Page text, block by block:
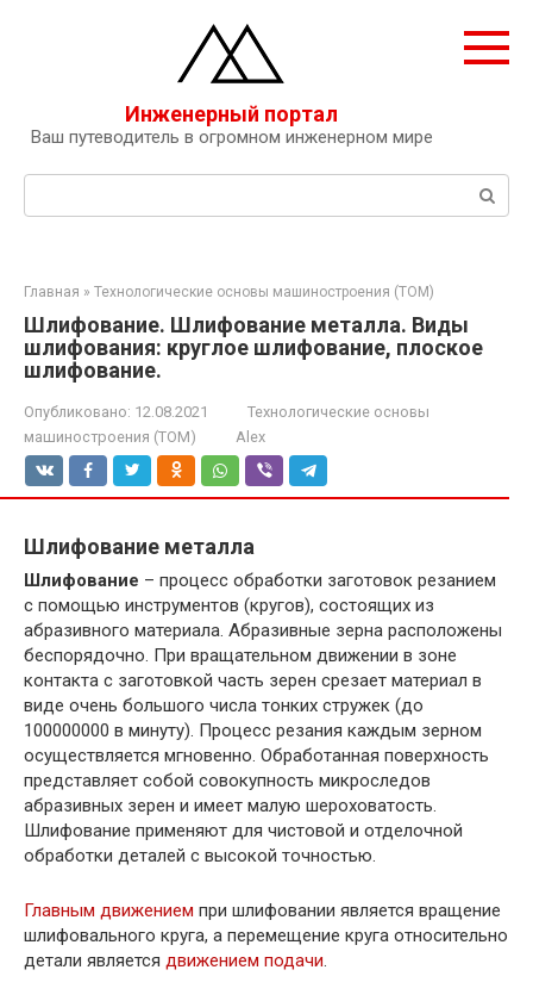
Инженерный портал
Ваш путеводитель в огромном инженерном мире
Поиск:
Главная » Технологические основы машиностроения (ТОМ)
Шлифование. Шлифование металла. Виды
шлифования: круглое шлифование, плоское
шлифование.
Опубликовано: 12.08.2021
Технологические основы
машиностроения (ТОМ)
Alex
Шлифование металла
Шлифование – процесс обработки заготовок резанием
с помощью инструментов (кругов), состоящих из
абразивного материала. Абразивные зерна расположены
беспорядочно. При вращательном движении в зоне
контакта с заготовкой часть зерен срезает материал в
виде очень большого числа тонких стружек (до
100000000 в минуту). Процесс резания каждым зерном
осуществляется мгновенно. Обработанная поверхность
представляет собой совокупность микроследов
абразивных зерен и имеет малую шероховатость.
Шлифование применяют для чистовой и отделочной
обработки деталей с высокой точностью.
Главным движением при шлифовании является вращение
шлифовального круга, а перемещение круга относительно
детали является движением подачи.